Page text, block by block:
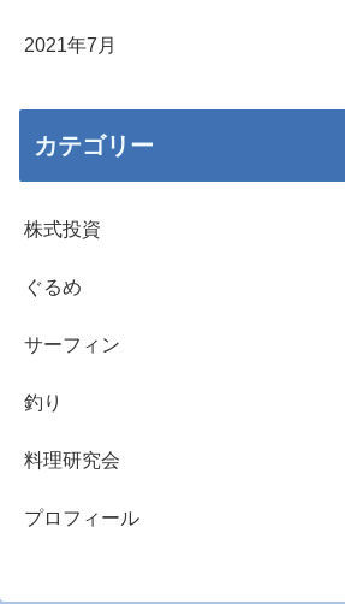
2021年7月
カテゴリー
株式投資
ぐるめ
サーフィン
釣り
料理研究会
プロフィール